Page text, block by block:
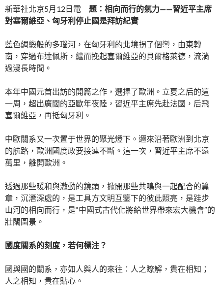
新華社北京5月12日電 題：相向而行的氣力——習近平主席
對塞爾維亞、匈牙利停止國是拜訪紀實
藍色綢緞般的多瑙河，在匈牙利的北境拐了個彎，由東轉
南，穿過布達佩斯，繼而挽起塞爾維亞的貝爾格萊德，流淌
過漫長時間。
本年中國元首出訪的開篇之作，選擇了歐洲。立夏之后的這
一周，超出廣闊的亞歐年夜陸，習近平主席先赴法國，后飛
塞爾維亞，再抵匈牙利。
中歐關系又一次置于世界的聚光燈下。邇來沿著歐洲到北京
的航路，歐洲國度政要接連不斷。這一次，習近平主席不遠
萬里，離開歐洲。
透過那些暖和與激動的鏡頭，掀開那些共鳴與一起配合的篇
章，沉潛深處的，是工具方文明互鑒下的彼此照亮，是跬步
山河的相向而行，是“中國式古代化將給世界帶來宏大機會”的
壯闊圖景。
國度關系的刻度，若何標注？
國與國的關系，亦如人與人的來往：人之瞭解，貴在相知；
人之相知，貴在貼心。